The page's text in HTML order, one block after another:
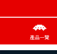
產品一覽